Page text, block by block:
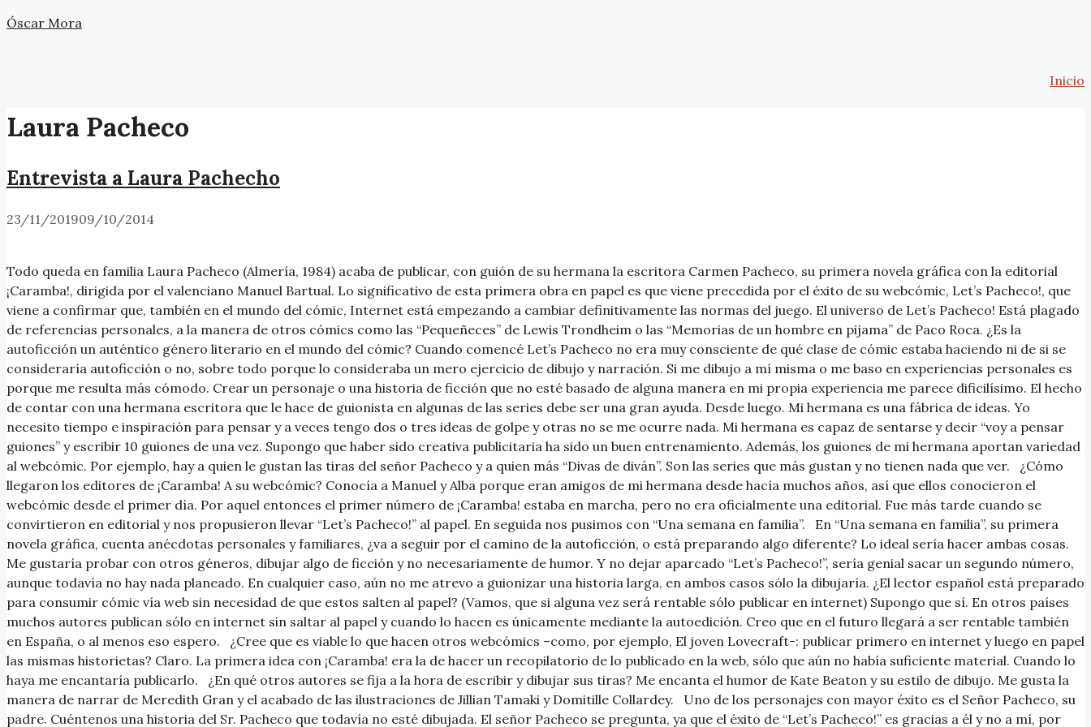
Saltar
Óscar Mora
Inicio
Laura Pacheco
Entrevista a Laura Pachecho
23/11/201909/10/2014
Todo queda en familia Laura Pacheco (Almería, 1984) acaba de publicar, con guión de su hermana la escritora Carmen Pacheco, su primera novela gráfica con la editorial
¡Caramba!, dirigida por el valenciano Manuel Bartual. Lo significativo de esta primera obra en papel es que viene precedida por el éxito de su webcómic, Let’s Pacheco!, que
viene a confirmar que, también en el mundo del cómic, Internet está empezando a cambiar definitivamente las normas del juego. El universo de Let’s Pacheco! Está plagado
de referencias personales, a la manera de otros cómics como las “Pequeñeces” de Lewis Trondheim o las “Memorias de un hombre en pijama” de Paco Roca. ¿Es la
autoficción un auténtico género literario en el mundo del cómic? Cuando comencé Let’s Pacheco no era muy consciente de qué clase de cómic estaba haciendo ni de si se
consideraría autoficción o no, sobre todo porque lo consideraba un mero ejercicio de dibujo y narración. Si me dibujo a mí misma o me baso en experiencias personales es
porque me resulta más cómodo. Crear un personaje o una historia de ficción que no esté basado de alguna manera en mi propia experiencia me parece dificilísimo. El hecho
de contar con una hermana escritora que le hace de guionista en algunas de las series debe ser una gran ayuda. Desde luego. Mi hermana es una fábrica de ideas. Yo
necesito tiempo e inspiración para pensar y a veces tengo dos o tres ideas de golpe y otras no se me ocurre nada. Mi hermana es capaz de sentarse y decir “voy a pensar
guiones” y escribir 10 guiones de una vez. Supongo que haber sido creativa publicitaria ha sido un buen entrenamiento. Además, los guiones de mi hermana aportan variedad
al webcómic. Por ejemplo, hay a quien le gustan las tiras del señor Pacheco y a quien más “Divas de diván”. Son las series que más gustan y no tienen nada que ver. ¿Cómo
llegaron los editores de ¡Caramba! A su webcómic? Conocía a Manuel y Alba porque eran amigos de mi hermana desde hacía muchos años, así que ellos conocieron el
webcómic desde el primer día. Por aquel entonces el primer número de ¡Caramba! estaba en marcha, pero no era oficialmente una editorial. Fue más tarde cuando se
convirtieron en editorial y nos propusieron llevar “Let’s Pacheco!” al papel. En seguida nos pusimos con “Una semana en familia”. En “Una semana en familia”, su primera
novela gráfica, cuenta anécdotas personales y familiares, ¿va a seguir por el camino de la autoficción, o está preparando algo diferente? Lo ideal sería hacer ambas cosas.
Me gustaría probar con otros géneros, dibujar algo de ficción y no necesariamente de humor. Y no dejar aparcado “Let’s Pacheco!”, sería genial sacar un segundo número,
aunque todavía no hay nada planeado. En cualquier caso, aún no me atrevo a guionizar una historia larga, en ambos casos sólo la dibujaría. ¿El lector español está preparado
para consumir cómic vía web sin necesidad de que estos salten al papel? (Vamos, que si alguna vez será rentable sólo publicar en internet) Supongo que sí. En otros países
muchos autores publican sólo en internet sin saltar al papel y cuando lo hacen es únicamente mediante la autoedición. Creo que en el futuro llegará a ser rentable también
en España, o al menos eso espero. ¿Cree que es viable lo que hacen otros webcómics –como, por ejemplo, El joven Lovecraft-: publicar primero en internet y luego en papel
las mismas historietas? Claro. La primera idea con ¡Caramba! era la de hacer un recopilatorio de lo publicado en la web, sólo que aún no había suficiente material. Cuando lo
haya me encantaría publicarlo. ¿En qué otros autores se fija a la hora de escribir y dibujar sus tiras? Me encanta el humor de Kate Beaton y su estilo de dibujo. Me gusta la
manera de narrar de Meredith Gran y el acabado de las ilustraciones de Jillian Tamaki y Domitille Collardey. Uno de los personajes con mayor éxito es el Señor Pacheco, su
padre. Cuéntenos una historia del Sr. Pacheco que todavía no esté dibujada. El señor Pacheco se pregunta, ya que el éxito de “Let’s Pacheco!” es gracias a él y no a mí, por